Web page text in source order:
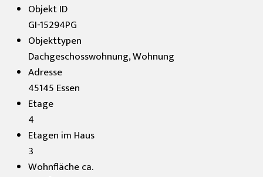
Objekt ID
GI-15294PG
Objekttypen
Dachgeschosswohnung, Wohnung
Adresse
45145 Essen
Etage
4
Etagen im Haus
3
Wohnfläche ca.